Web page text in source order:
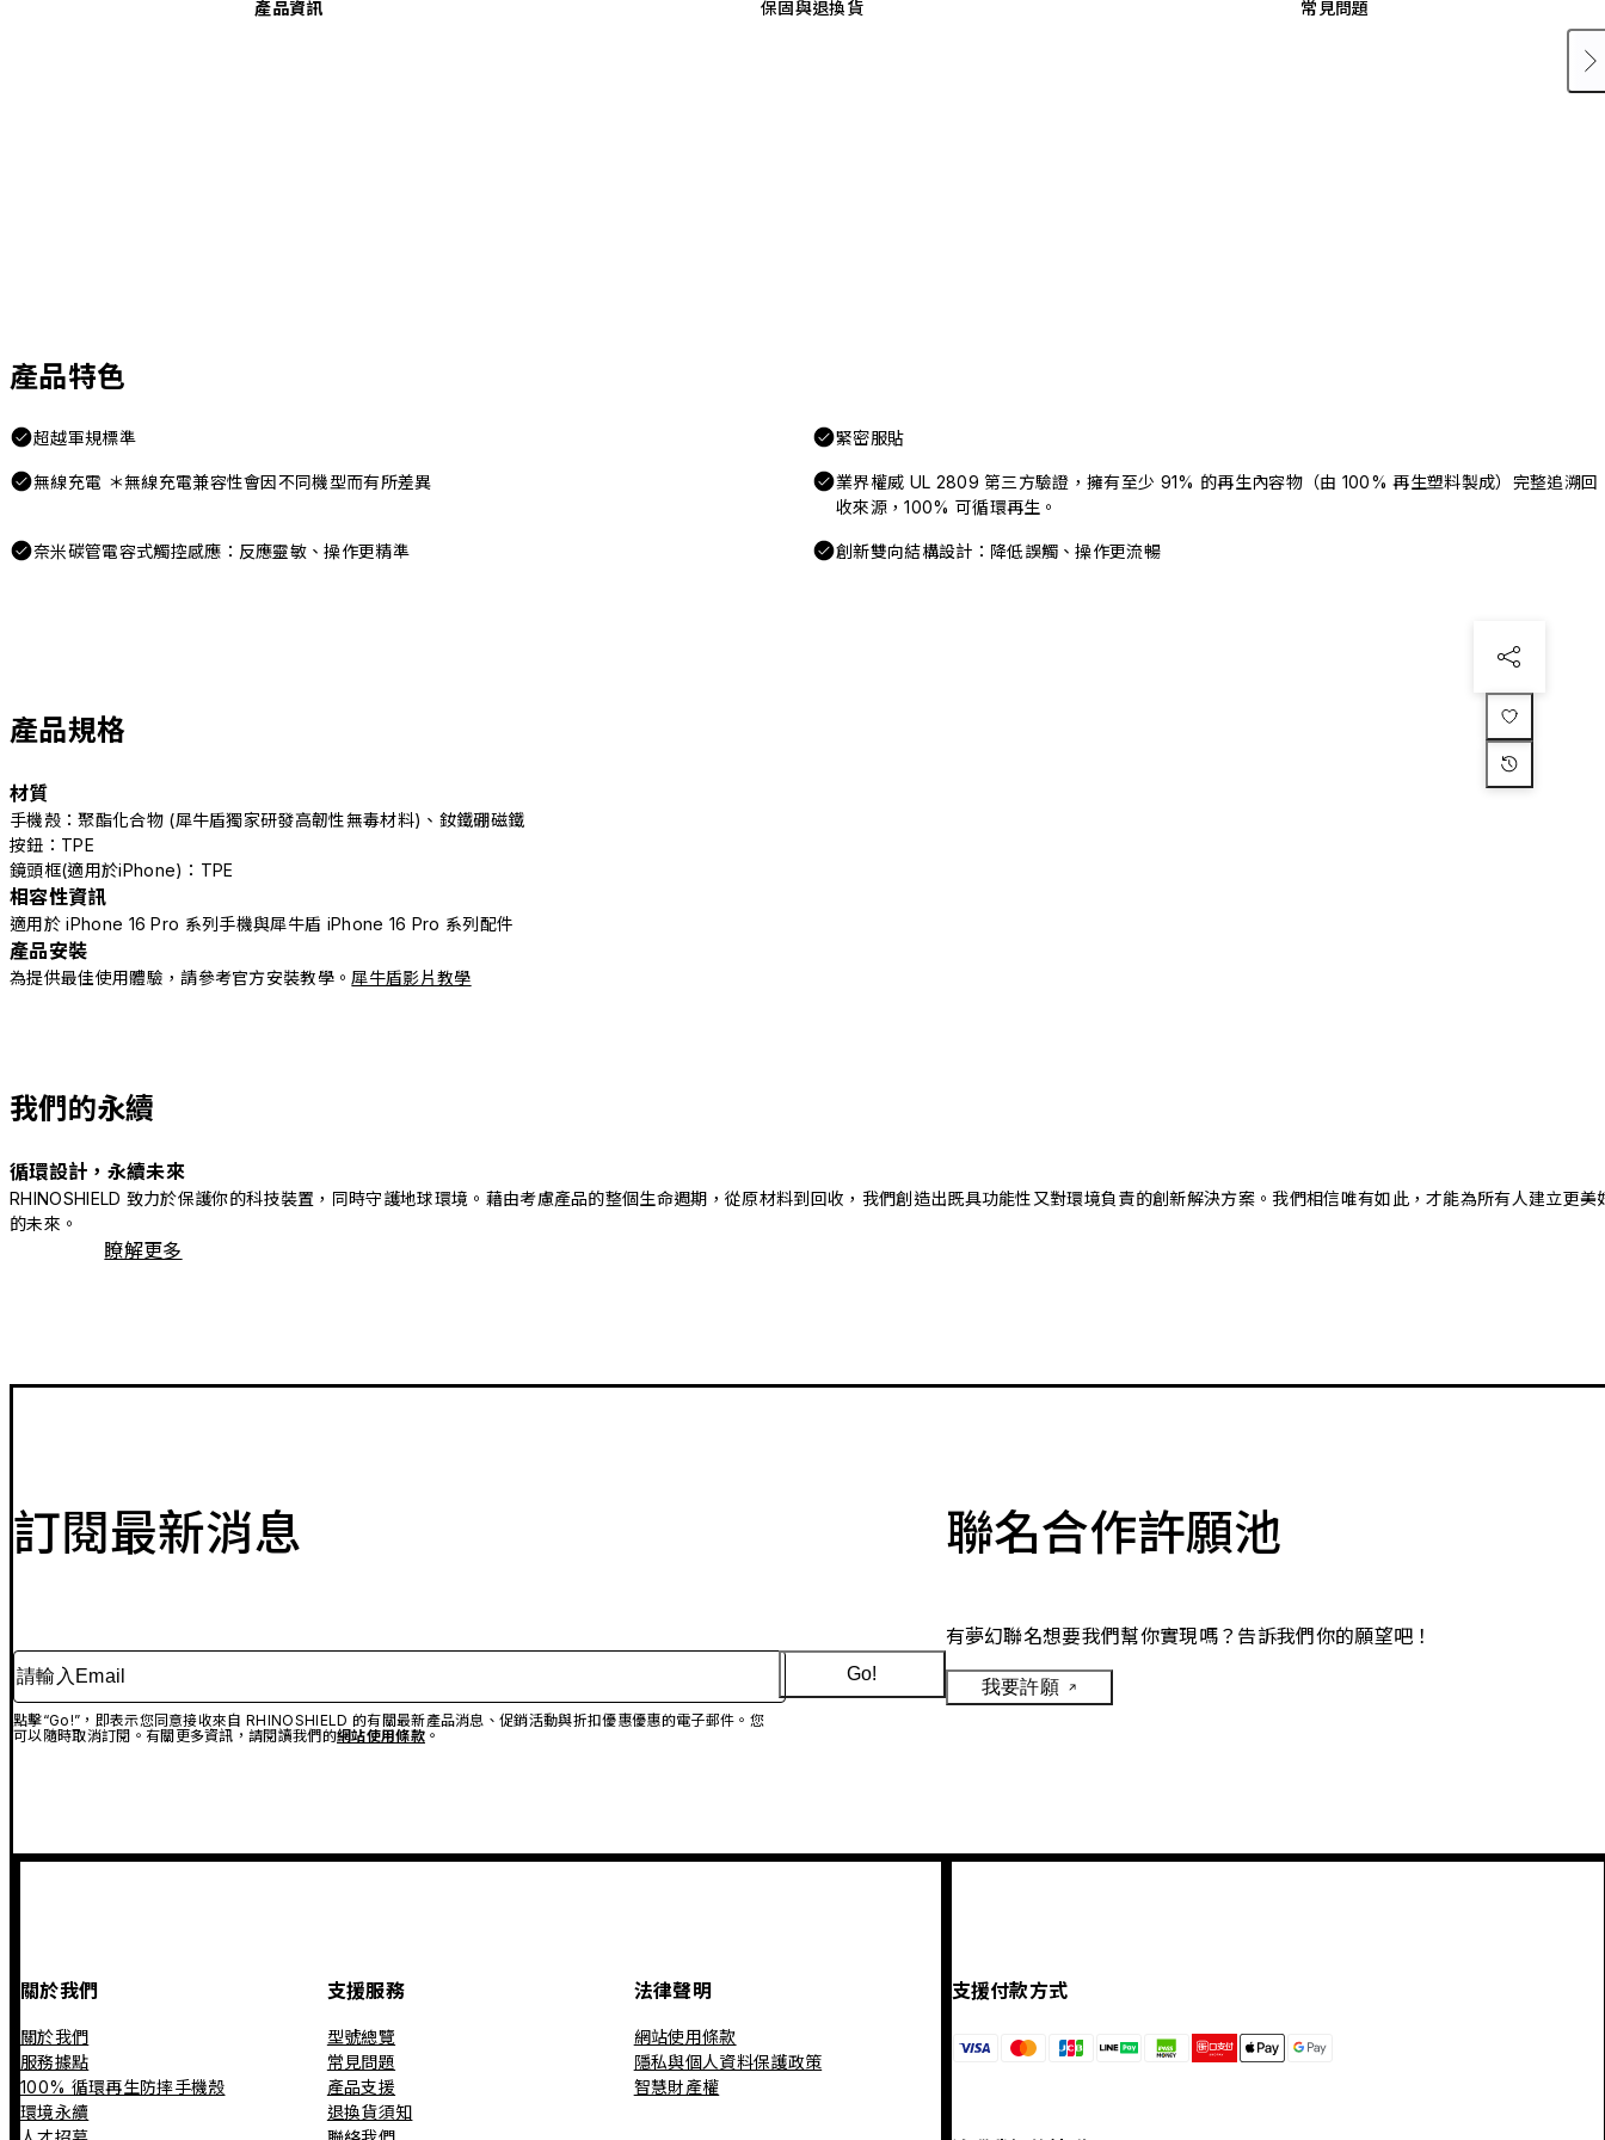
產品資訊 保固與退換貨 常見問題
產品特色
超越軍規標準 緊密服貼
無線充電 ＊無線充電兼容性會因不同機型而有所差異
業界權威 UL 2809 第三方驗證，擁有至少 91% 的再生內容物（由 100% 再生塑料製成）完整追溯回
收來源，100% 可循環再生。
奈米碳管電容式觸控感應：反應靈敏、操作更精準 創新雙向結構設計：降低誤觸、操作更流暢
產品規格
材質
手機殼：聚酯化合物 (犀牛盾獨家研發高韌性無毒材料)、釹鐵硼磁鐵
按鈕：TPE
鏡頭框(適用於iPhone)：TPE
相容性資訊
適用於 iPhone 16 Pro 系列手機與犀牛盾 iPhone 16 Pro 系列配件
產品安裝
為提供最佳使用體驗，請參考官方安裝教學。 犀牛盾影片教學
我們的永續
循環設計，永續未來
RHINOSHIELD 致力於保護你的科技裝置，同時守護地球環境。藉由考慮產品的整個生命週期，從原材料到回收，我們創造出既具功能性又對環境負責的創新解決方案。我們相信唯有如此，才能為所有人建立更美
的未來。
瞭解更多
訂閱最新消息
請輸入Email
點擊“Go!”，即表示您同意接收來自 RHINOSHIELD 的有關最新產品消息、促銷活動與折扣優惠優惠的電子郵件。您
可以隨時取消訂閱。有關更多資訊，請閱讀我們的網站使用條款。
Go!
聯名合作許願池
有夢幻聯名想要我們幫你實現嗎？告訴我們你的願望吧！
我要許願
關於我們
關於我們
服務據點
100% 循環再生防摔手機殼
環境永續
支援服務
型號總覽
常見問題
產品支援
退換貨須知
法律聲明
網站使用條款
隱私與個人資料保護政策
智慧財產權
支援付款方式